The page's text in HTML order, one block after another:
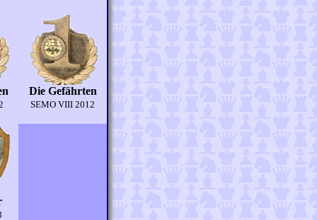
Die Gefährten
SEMO VIII 2012